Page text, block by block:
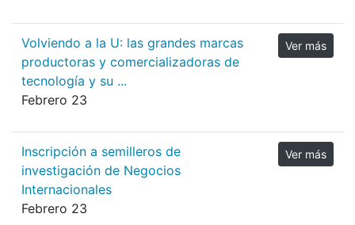
Volviendo a la U: las grandes marcas
productoras y comercializadoras de
tecnología y su ...
Febrero 23
Ver más
Inscripción a semilleros de
investigación de Negocios
Internacionales
Febrero 23
Ver más